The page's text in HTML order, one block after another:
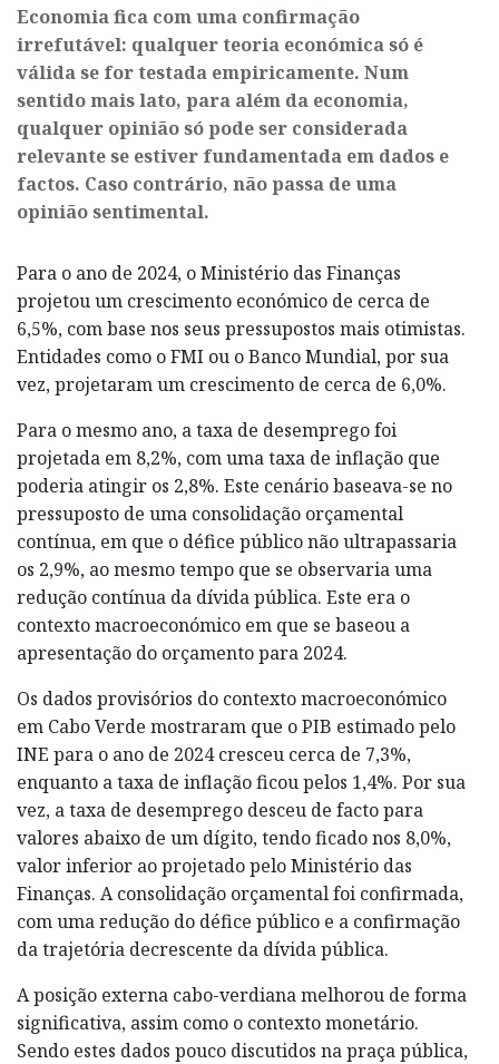
Economia fica com uma confirmação
irrefutável: qualquer teoria económica só é
válida se for testada empiricamente. Num
sentido mais lato, para além da economia,
qualquer opinião só pode ser considerada
relevante se estiver fundamentada em dados e
factos. Caso contrário, não passa de uma
opinião sentimental.
Para o ano de 2024, o Ministério das Finanças
projetou um crescimento económico de cerca de
6,5%, com base nos seus pressupostos mais otimistas.
Entidades como o FMI ou o Banco Mundial, por sua
vez, projetaram um crescimento de cerca de 6,0%.
Para o mesmo ano, a taxa de desemprego foi
projetada em 8,2%, com uma taxa de inflação que
poderia atingir os 2,8%. Este cenário baseava-se no
pressuposto de uma consolidação orçamental
contínua, em que o défice público não ultrapassaria
os 2,9%, ao mesmo tempo que se observaria uma
redução contínua da dívida pública. Este era o
contexto macroeconómico em que se baseou a
apresentação do orçamento para 2024.
Os dados provisórios do contexto macroeconómico
em Cabo Verde mostraram que o PIB estimado pelo
INE para o ano de 2024 cresceu cerca de 7,3%,
enquanto a taxa de inflação ficou pelos 1,4%. Por sua
vez, a taxa de desemprego desceu de facto para
valores abaixo de um dígito, tendo ficado nos 8,0%,
valor inferior ao projetado pelo Ministério das
Finanças. A consolidação orçamental foi confirmada,
com uma redução do défice público e a confirmação
da trajetória decrescente da dívida pública.
A posição externa cabo-verdiana melhorou de forma
significativa, assim como o contexto monetário.
Sendo estes dados pouco discutidos na praça pública,